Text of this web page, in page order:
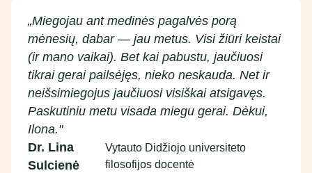
„Miegojau ant medinės pagalvės porą
mėnesių, dabar — jau metus. Visi žiūri keistai
(ir mano vaikai). Bet kai pabustu, jaučiuosi
tikrai gerai pailsėjęs, nieko neskauda. Net ir
neišsimiegojus jaučiuosi visiškai atsigavęs.
Paskutiniu metu visada miegu gerai. Dėkui,
Ilona."
Dr. Lina
Sulcienė
Vytauto Didžiojo universiteto
filosofijos docentė